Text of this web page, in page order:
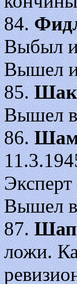
84.
Выбыл
Вышел
85.
Вышел в
86.
Эксперт
Вышел в
87.
ложи.